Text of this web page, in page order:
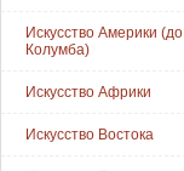
Искусство Америки (до
Колумба)
Искусство Африки
Искусство Востока